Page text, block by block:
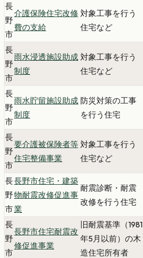
長
野
市
介護保険住宅改修
費の支給
対象工事を行う
住宅など
長
野
市
雨水浸透施設助成
制度
対象工事を行う
住宅など
長
野
市
雨水貯留施設助成
制度
防災対策の工事
を行う住宅
長
野
市
要介護被保険者等
住宅整備事業
対象工事を行う
住宅など
長
野
市
長野市住宅・建築
物耐震改修促進事
業
耐震診断・耐震
改修を行う住宅
長
野
市
長野市住宅耐震改
修促進事業
旧耐震基準（1981
年5月以前）の木
造住宅所有者